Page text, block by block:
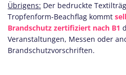
Übrigens: Der bedruckte
Tropfenform-Beachflag kommt
Brandschutz zertifiziert nach B1
Veranstaltungen, Messen oder
Brandschutzvorschriften.